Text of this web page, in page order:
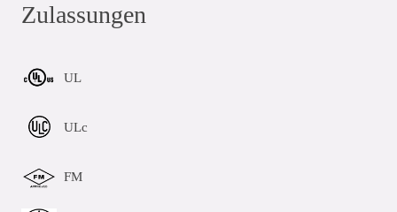
Zulassungen
UL
ULc
FM